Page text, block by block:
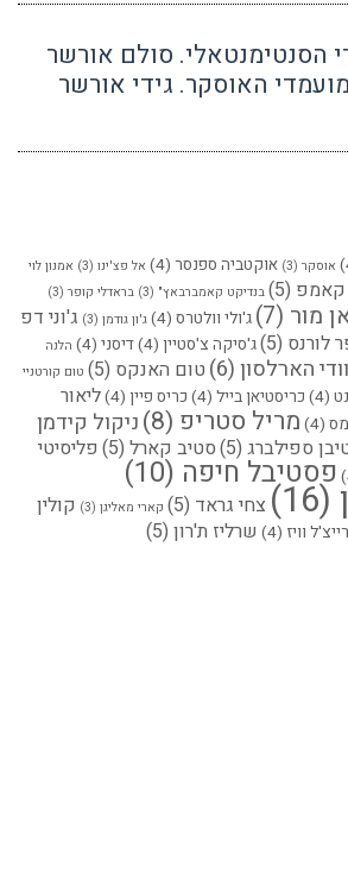
הסנטימנטאלי. סולם אורשר
האוסקר. גידי אורשר
אוסקר (3) אוקטביה ספנסר (4) אל פצ'ינו (3)
אמנון לוי
קאמפ (5) בנדיקט קאמברבאץ" (3) בראדלי קופר (3)
מור (7) ג'ולי וולטרס (4) ג'ון גודמן (3)
ג'וני דפ
לורנס (5) ג'סיקה צ'סטיין (4) דיסני (4)
הלנה
וודי הארלסון(6) טום האנקס (5)
טום קורטניי
(4) כריסטיאן בייל (4) כריס פיין (4)
ליאור
(4) מריל סטריפ (8) ניקול קידמן
ספילברג (5) סטיב קארל (5)
פליסיטי
פסטיבל חיפה (10)
(16) צחי גראד (5) קארי מאליגן (3)
קולין
רייצ'ל וויז (4) שרליז ת'רון (5)